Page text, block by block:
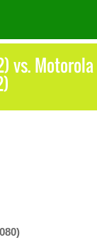
vs. Motorola